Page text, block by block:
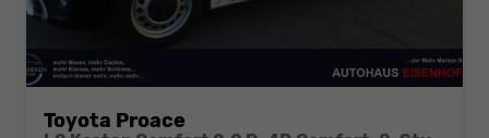
Toyota Proace